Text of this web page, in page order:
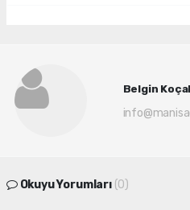
Belgin
Okuyu Yorumları (0)